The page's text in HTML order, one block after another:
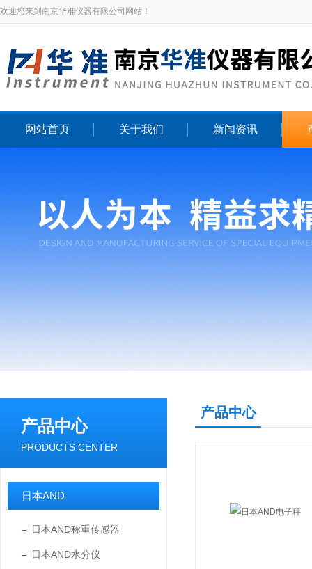
欢迎您来到南京华准仪器有限公司网站！
网站首页 关于我们 新闻资讯
产品中心
PRODUCTS CENTER
日本AND
日本AND称重传感器
日本AND水分仪
产品中心